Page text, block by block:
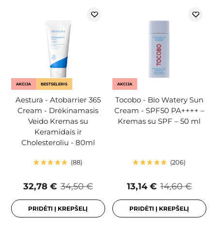
AKCIJA BESTSELERIS
Aestura - Atobarrier 365
Cream - Drėkinamasis
Veido Kremas su
Keramidais ir
Cholesteroliu - 80ml
88
34,50 €
32,78 €
PRIDĖTI Į KREPŠELĮ
AKCIJA
Tocobo - Bio Watery Sun
Cream - SPF50 PA++++ –
Kremas su SPF – 50 ml
206
14,60 €
13,14 €
PRIDĖTI Į KREPŠELĮ